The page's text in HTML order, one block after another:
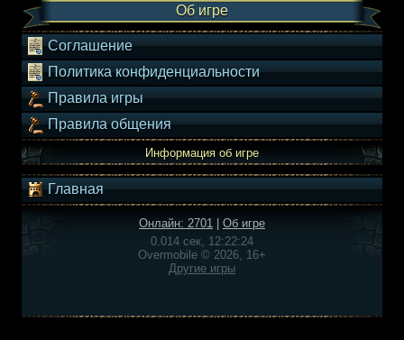
Об игре
Соглашение
Политика конфиденциальности
Правила игры
Правила общения
Информация об игре
Главная
Онлайн: 2701
Об игре
0.014 сек, 12:22:24
Overmobile © 2026, 16+
Другие игры